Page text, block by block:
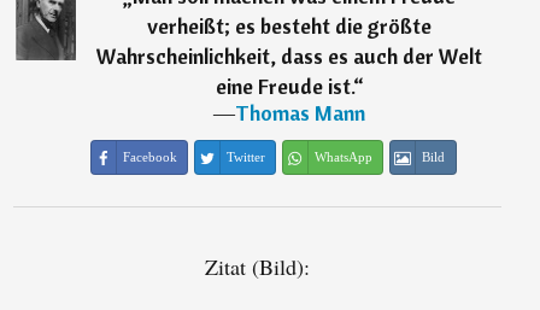
verheißt; es besteht die größte
Wahrscheinlichkeit, dass es auch der Welt
eine Freude ist.“
―Thomas Mann
Facebook Twitter WhatsApp Bild
Zitat (Bild):